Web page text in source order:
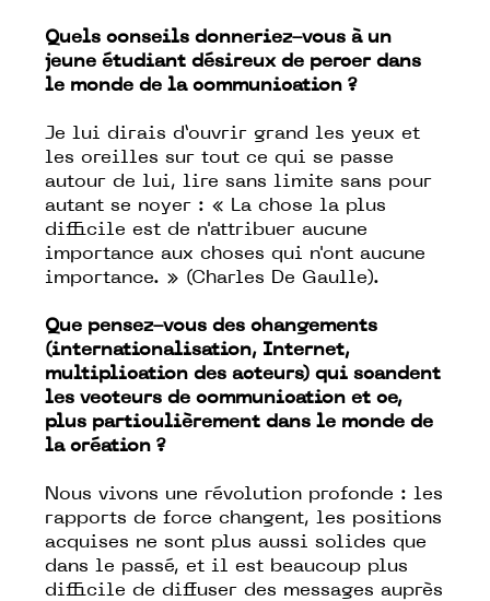
Quels conseils donneriez-vous à un
jeune étudiant désireux de percer dans
le monde de la communication ?
Je lui dirais d’ouvrir grand les yeux et
les oreilles sur tout ce qui se passe
autour de lui, lire sans limite sans pour
autant se noyer : « La chose la plus
difficile est de n'attribuer aucune
importance aux choses qui n'ont aucune
importance. » (Charles De Gaulle).
Que pensez-vous des changements
(internationalisation, Internet,
multiplication des acteurs) qui scandent
les vecteurs de communication et ce,
plus particulièrement dans le monde de
la création ?
Nous vivons une révolution profonde : les
rapports de force changent, les positions
acquises ne sont plus aussi solides que
dans le passé, et il est beaucoup plus
difficile de diffuser des messages auprès